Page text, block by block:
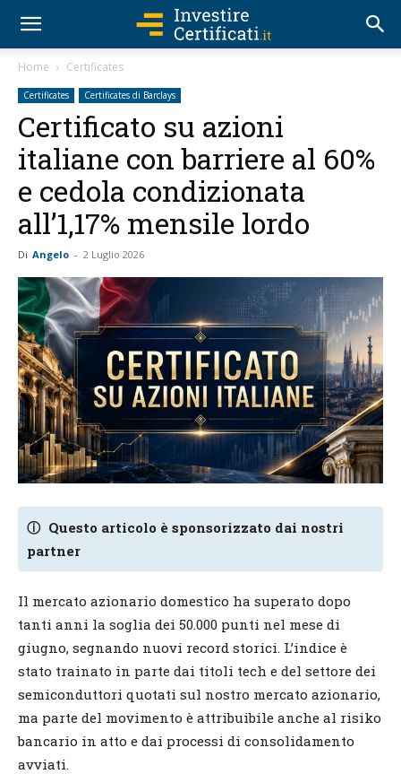
Home Certificates
Certificates Certificates di Barclays
Certificato su azioni
italiane con barriere al 60%
e cedola condizionata
all’1,17% mensile lordo
Di Angelo - 2 Luglio 2026
ⓘ Questo articolo è sponsorizzato dai nostri
partner
Il mercato azionario domestico ha superato dopo
tanti anni la soglia dei 50.000 punti nel mese di
giugno, segnando nuovi record storici. L’indice è
stato trainato in parte dai titoli tech e del settore dei
semiconduttori quotati sul nostro mercato azionario,
ma parte del movimento è attribuibile anche al risiko
bancario in atto e dai processi di consolidamento
avviati.